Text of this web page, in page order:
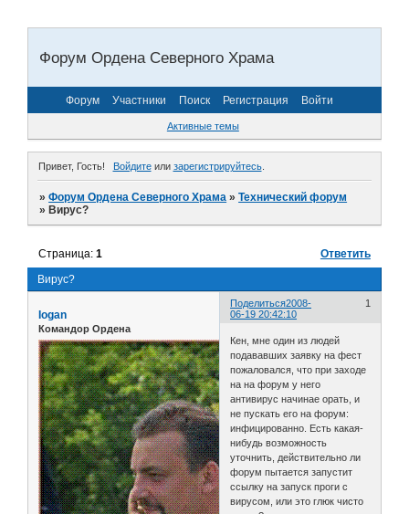
Форум Ордена Северного Храма
Форум Участники Поиск Регистрация Войти
Активные темы
Привет, Гость! Войдитеили зарегистрируйтесь.
»Форум Ордена Северного Храма »Технический форум
»Вирус?
Вирус?
Страница:1 Ответить
Поделиться 1
2008-
06-19 20:42:10
Iogan
Командор Ордена
Кен, мне один из людей
подававших заявку на фест
пожаловался, что при заходе
на на форум у него
антивирус начинае орать, и
не пускать его на форум:
инфицированно. Есть какая-
нибудь возможность
уточнить, действительно ли
форум пытается запустит
ссылку на запуск проги с
вирусом, или это глюк чисто